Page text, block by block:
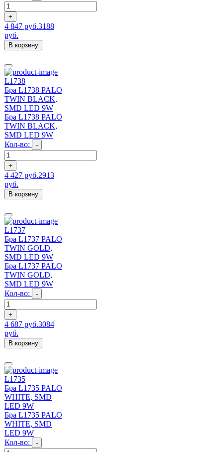
+
4 847 руб.3188
руб.
В корзину
L1738
Бра L1738 PALO
TWIN BLACK,
SMD LED 9W
Бра L1738 PALO
TWIN BLACK,
SMD LED 9W
Кол-во:
-
+
4 427 руб.2913
руб.
В корзину
L1737
Бра L1737 PALO
TWIN GOLD,
SMD LED 9W
Бра L1737 PALO
TWIN GOLD,
SMD LED 9W
Кол-во:
-
+
4 687 руб.3084
руб.
В корзину
L1735
Бра L1735 PALO
WHITE, SMD
LED 9W
Бра L1735 PALO
WHITE, SMD
LED 9W
Кол-во:
-